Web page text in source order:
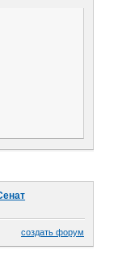
создать форум